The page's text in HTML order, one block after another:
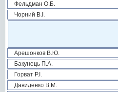
Фельдман О.Б.
Чорний В.І.
Арешонков В.Ю.
Бакунець П.А.
Горват Р.І.
Давиденко В.М.